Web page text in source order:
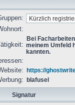
Tätigkeit:
Bei
meinem Umfeld
kannten.
https://
blafusel
Signatur